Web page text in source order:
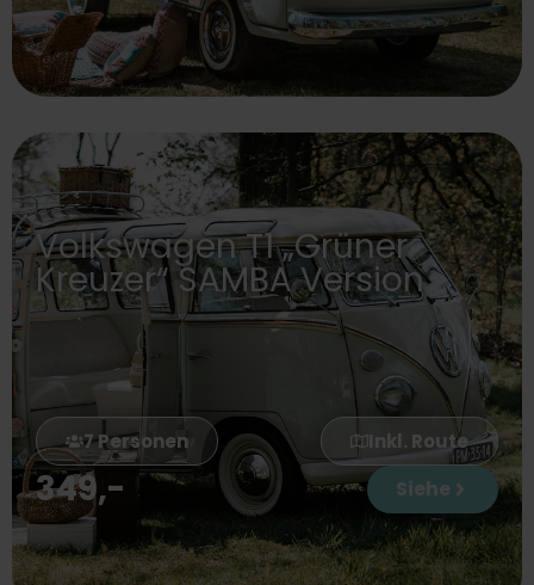
Volkswagen T1 „Grüner
Kreuzer“ SAMBA Version
7 Personen Inkl. Route
349,- Siehe